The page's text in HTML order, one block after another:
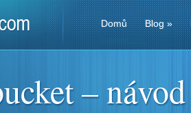
Domů Blog»
–